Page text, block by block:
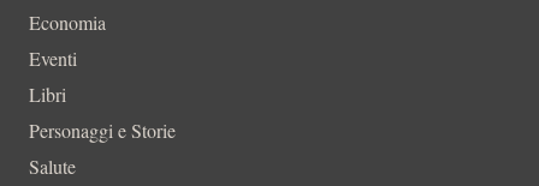
Economia
Eventi
Libri
Personaggi e Storie
Salute